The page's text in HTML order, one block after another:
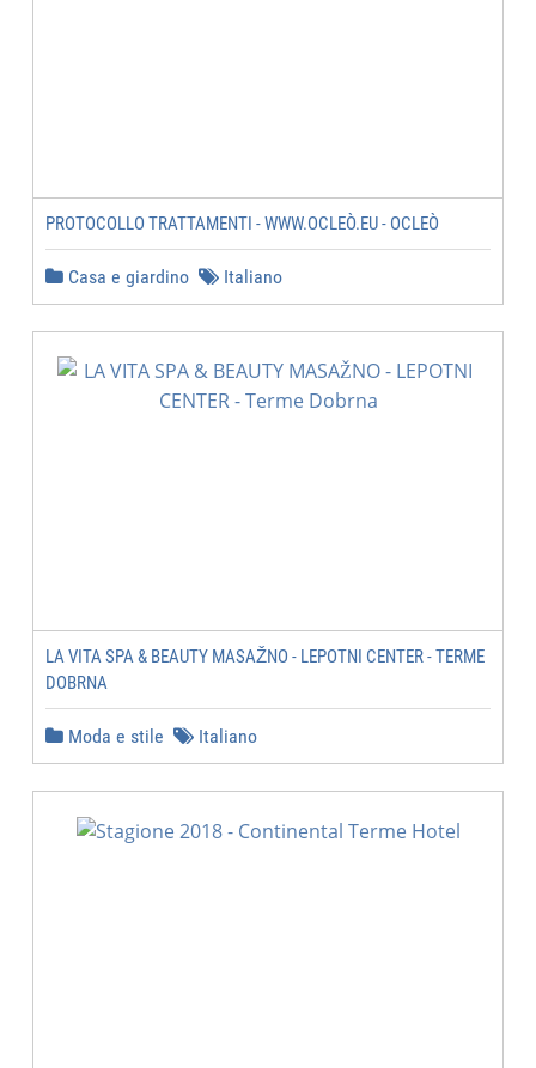
PROTOCOLLO TRATTAMENTI - WWW.OCLEÒ.EU - OCLEÒ
Casa e giardino Italiano
LA VITA SPA & BEAUTY MASAŽNO - LEPOTNI CENTER - TERME
DOBRNA
Moda e stile Italiano